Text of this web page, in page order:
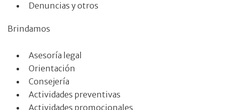
Denuncias y otros
Brindamos
Asesoría legal
Orientación
Consejería
Actividades preventivas
Actividades promocionales